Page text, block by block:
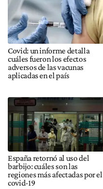
Covid: un informe detalla
cuáles fueron los efectos
adversos de las vacunas
aplicadas en el país
España retornó al uso del
barbijo: cuáles son las
regiones más afectadas por el
covid-19